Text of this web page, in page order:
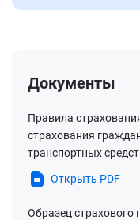
Документы
Правила
страхования
транспортных
Открыть PDF
Образец страхового